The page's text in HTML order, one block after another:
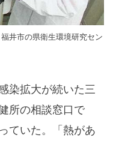
井市の県衛生環境研究セン
染拡大が続いた三
所の相談窓口で
ていた。「熱があ